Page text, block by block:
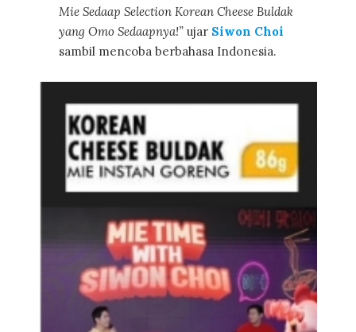
Mie Sedaap Selection Korean Cheese Buldak
yang Omo Sedaapnya!” ujar Siwon Choi
sambil mencoba berbahasa Indonesia.